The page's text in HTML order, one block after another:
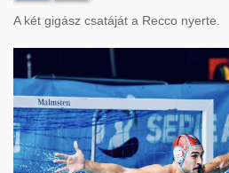
A két gigász csatáját a Recco nyerte.